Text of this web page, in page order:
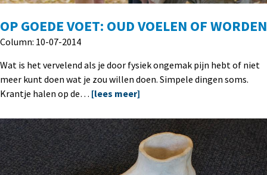
OP GOEDE VOET: OUD VOELEN OF WORDEN
Column: 10-07-2014
Wat is het vervelend als je door fysiek ongemak pijn hebt of niet
meer kunt doen wat je zou willen doen. Simpele dingen soms.
Krantje halen op de… [lees meer]